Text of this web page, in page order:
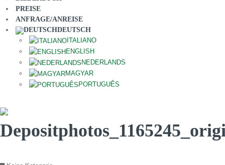
PREISE
ANFRAGE/ANREISE
DEUTSCH
ITALIANO
ENGLISH
NEDERLANDS
MAGYAR
PORTUGUÊS